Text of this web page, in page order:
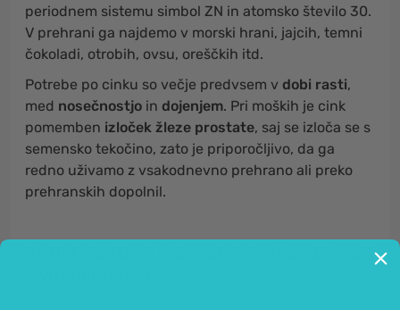
periodnem sistemu simbol ZN in atomsko število 30.
V prehrani ga najdemo v morski hrani, jajcih, temni
čokoladi, otrobih, ovsu, oreščkih itd.
Potrebe po cinku so večje predvsem v dobi rasti,
med nosečnostjo in dojenjem. Pri moških je cink
pomemben izloček žleze prostate, saj se izloča se s
semensko tekočino, zato je priporočljivo, da ga
redno uživamo z vsakodnevno prehrano ali preko
prehranskih dopolnil.